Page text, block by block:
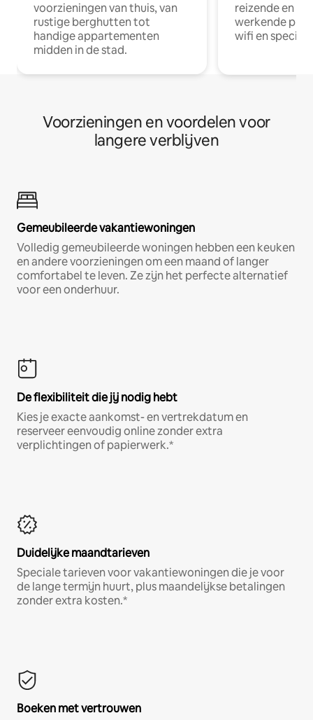
voorzieningen van thuis, van
rustige berghutten tot
handige appartementen
midden in de stad.
reizende en
werkende
wifi en
Voorzieningen en voordelen voor
langere verblijven
Gemeubileerde vakantiewoningen
Volledig gemeubileerde woningen hebben een keuken
en andere voorzieningen om een maand of langer
comfortabel te leven. Ze zijn het perfecte alternatief
voor een onderhuur.
De flexibiliteit die jij nodig hebt
Kies je exacte aankomst- en vertrekdatum en
reserveer eenvoudig online zonder extra
verplichtingen of papierwerk.*
Duidelijke maandtarieven
Speciale tarieven voor vakantiewoningen die je voor
de lange termijn huurt, plus maandelijkse betalingen
zonder extra kosten.*
Boeken met vertrouwen